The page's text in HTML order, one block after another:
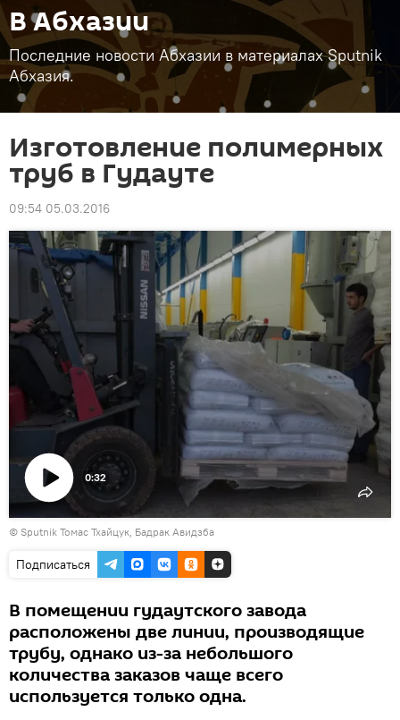
В Абхазии
Последние новости Абхазии в материалах Sputnik
Абхазия.
Изготовление полимерных
труб в Гудауте
09:54 05.03.2016
Воспроизвести
видео
0:32
© Sputnik Томас Тхайцук, Бадрак Авидзба
Подписаться
В помещении гудаутского завода
расположены две линии, производящие
трубу, однако из-за небольшого
количества заказов чаще всего
используется только одна.